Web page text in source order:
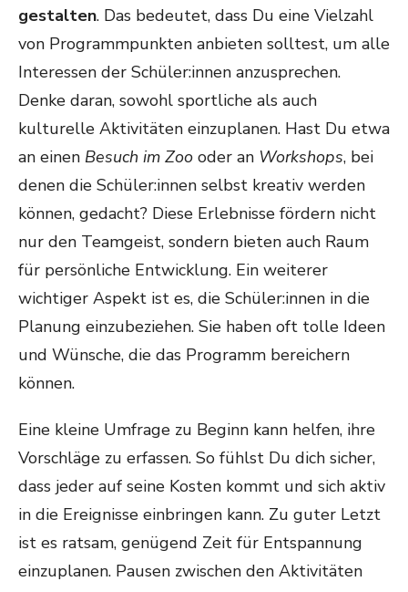
gestalten. Das bedeutet, dass Du eine Vielzahl
von Programmpunkten anbieten solltest, um alle
Interessen der Schüler:innen anzusprechen.
Denke daran, sowohl sportliche als auch
kulturelle Aktivitäten einzuplanen. Hast Du etwa
an einen Besuch im Zoo oder an Workshops, bei
denen die Schüler:innen selbst kreativ werden
können, gedacht? Diese Erlebnisse fördern nicht
nur den Teamgeist, sondern bieten auch Raum
für persönliche Entwicklung. Ein weiterer
wichtiger Aspekt ist es, die Schüler:innen in die
Planung einzubeziehen. Sie haben oft tolle Ideen
und Wünsche, die das Programm bereichern
können.
Eine kleine Umfrage zu Beginn kann helfen, ihre
Vorschläge zu erfassen. So fühlst Du dich sicher,
dass jeder auf seine Kosten kommt und sich aktiv
in die Ereignisse einbringen kann. Zu guter Letzt
ist es ratsam, genügend Zeit für Entspannung
einzuplanen. Pausen zwischen den Aktivitäten